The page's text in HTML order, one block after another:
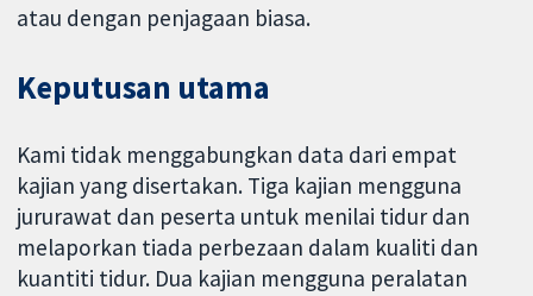
atau dengan penjagaan biasa.
Keputusan utama
Kami tidak menggabungkan data dari empat
kajian yang disertakan. Tiga kajian mengguna
jururawat dan peserta untuk menilai tidur dan
melaporkan tiada perbezaan dalam kualiti dan
kuantiti tidur. Dua kajian mengguna peralatan